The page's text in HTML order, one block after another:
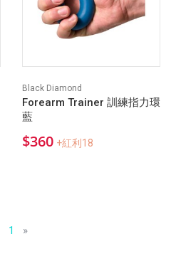
Black Diamond
Forearm Trainer 訓練指力環
藍
$360 +紅利18
1 »